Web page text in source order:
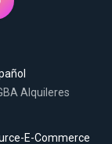
Alquileres
E-Commerce